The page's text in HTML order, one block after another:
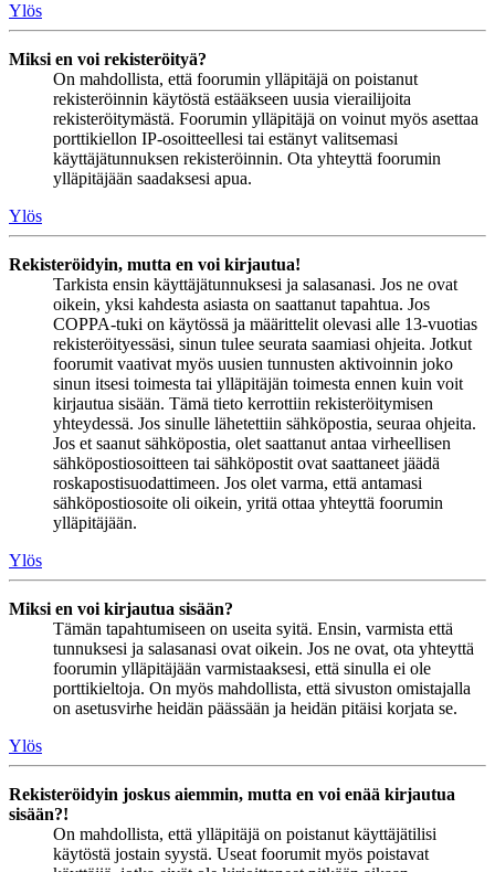
Ylös
Miksi en voi rekisteröityä?
On mahdollista, että foorumin ylläpitäjä on poistanut
rekisteröinnin käytöstä estääkseen uusia vierailijoita
rekisteröitymästä. Foorumin ylläpitäjä on voinut myös asettaa
porttikiellon IP-osoitteellesi tai estänyt valitsemasi
käyttäjätunnuksen rekisteröinnin. Ota yhteyttä foorumin
ylläpitäjään saadaksesi apua.
Ylös
Rekisteröidyin, mutta en voi kirjautua!
Tarkista ensin käyttäjätunnuksesi ja salasanasi. Jos ne ovat
oikein, yksi kahdesta asiasta on saattanut tapahtua. Jos
COPPA-tuki on käytössä ja määrittelit olevasi alle 13-vuotias
rekisteröityessäsi, sinun tulee seurata saamiasi ohjeita. Jotkut
foorumit vaativat myös uusien tunnusten aktivoinnin joko
sinun itsesi toimesta tai ylläpitäjän toimesta ennen kuin voit
kirjautua sisään. Tämä tieto kerrottiin rekisteröitymisen
yhteydessä. Jos sinulle lähetettiin sähköpostia, seuraa ohjeita.
Jos et saanut sähköpostia, olet saattanut antaa virheellisen
sähköpostiosoitteen tai sähköpostit ovat saattaneet jäädä
roskapostisuodattimeen. Jos olet varma, että antamasi
sähköpostiosoite oli oikein, yritä ottaa yhteyttä foorumin
ylläpitäjään.
Ylös
Miksi en voi kirjautua sisään?
Tämän tapahtumiseen on useita syitä. Ensin, varmista että
tunnuksesi ja salasanasi ovat oikein. Jos ne ovat, ota yhteyttä
foorumin ylläpitäjään varmistaaksesi, että sinulla ei ole
porttikieltoja. On myös mahdollista, että sivuston omistajalla
on asetusvirhe heidän päässään ja heidän pitäisi korjata se.
Ylös
Rekisteröidyin joskus aiemmin, mutta en voi enää kirjautua
sisään?!
On mahdollista, että ylläpitäjä on poistanut käyttäjätilisi
käytöstä jostain syystä. Useat foorumit myös poistavat